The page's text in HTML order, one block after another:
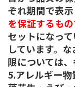
ぞれ期間で表示
を保証するもの
セットになっ
しています。
限については
5.アレルギー物